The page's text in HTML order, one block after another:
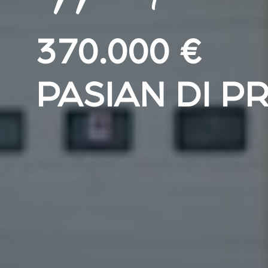
370.000 €
PASIAN DI